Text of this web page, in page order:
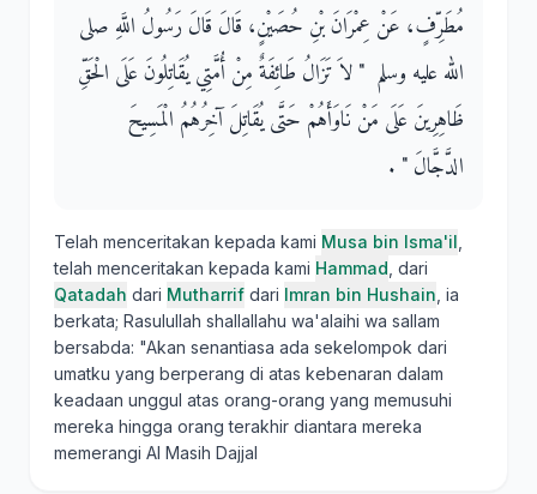
مُطَرِّفٍ، عَنْ عِمْرَانَ بْنِ حُصَيْنٍ، قَالَ قَالَ رَسُولُ اللَّهِ صلى
الله عليه وسلم ‏ "‏ لاَ تَزَالُ طَائِفَةٌ مِنْ أُمَّتِي يُقَاتِلُونَ عَلَى الْحَقِّ
ظَاهِرِينَ عَلَى مَنْ نَاوَأَهُمْ حَتَّى يُقَاتِلَ آخِرُهُمُ الْمَسِيحَ
الدَّجَّالَ ‏"‏ ‏.‏
Telah menceritakan kepada kami Musa bin Isma'il
telah menceritakan kepada kami Hammad , dari
Qatadah dari Mutharrif dari Imran bin Hushain , ia
berkata; Rasulullah shallallahu wa'alaihi wa sallam
bersabda: "Akan senantiasa ada sekelompok dari
umatku yang berperang di atas kebenaran dalam
keadaan unggul atas orang-orang yang memusuhi
mereka hingga orang terakhir diantara mereka
memerangi Al Masih Dajjal